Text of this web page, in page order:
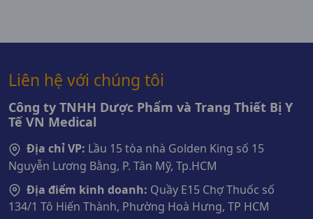
Liên hệ với chúng tôi
Công ty TNHH Dược Phẩm và Trang Thiết Bị Y
Tế VN Medical
Địa chỉ VP: Lầu 15 tòa nhà Golden King số 15
Nguyễn Lương Bằng, P. Tân Mỹ, Tp.HCM
Địa điểm kinh doanh: Quầy E15 Chợ Thuốc số
134/1 Tô Hiến Thành, Phường Hoà Hưng, TP HCM